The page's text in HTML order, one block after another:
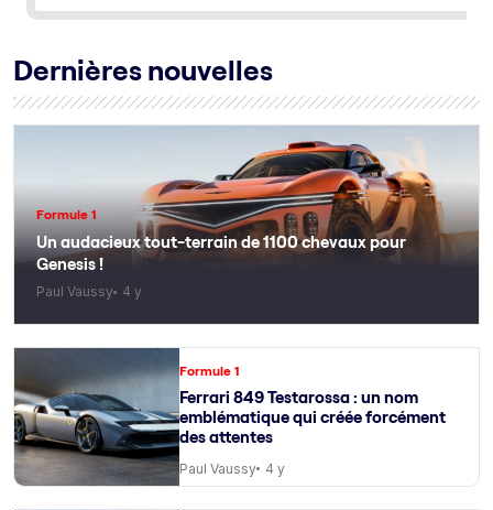
Dernières nouvelles
Formule 1
Un audacieux tout-terrain de 1100 chevaux pour
Genesis !
Paul Vaussy 4 y
Formule 1
Ferrari 849 Testarossa : un nom
emblématique qui créée forcément
des attentes
Paul Vaussy 4 y